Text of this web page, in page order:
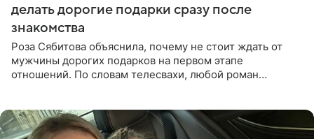
делать дорогие подарки сразу после
знакомства
Роза Сябитова объяснила, почему не стоит ждать от
мужчины дорогих подарков на первом этапе
отношений. По словам телесвахи, любой роман